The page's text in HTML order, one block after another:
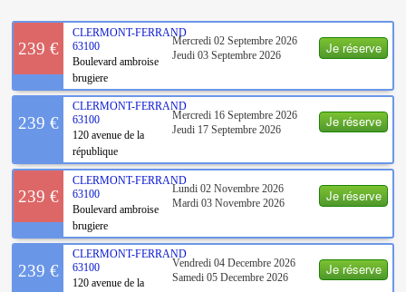
Je réserve
239 €
CLERMONT-FERRAND
63100
Boulevard ambroise
brugiere
Mercredi 02 Septembre 2026
Jeudi 03 Septembre 2026
Je réserve
239 €
CLERMONT-FERRAND
63100
120 avenue de la
république
Mercredi 16 Septembre 2026
Jeudi 17 Septembre 2026
Je réserve
239 €
CLERMONT-FERRAND
63100
Boulevard ambroise
brugiere
Lundi 02 Novembre 2026
Mardi 03 Novembre 2026
Je réserve
239 €
CLERMONT-FERRAND
63100
120 avenue de la
Vendredi 04 Decembre 2026
Samedi 05 Decembre 2026